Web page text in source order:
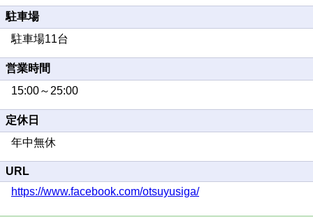
駐車場
駐車場11台
営業時間
15:00～25:00
定休日
年中無休
URL
https://www.facebook.com/otsuyusiga/